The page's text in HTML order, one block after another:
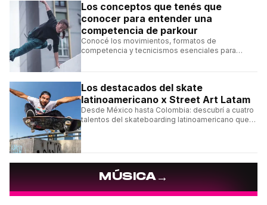
Los conceptos que tenés que
conocer para entender una
competencia de parkour
Conocé los movimientos, formatos de
competencia y tecnicismos esenciales para
Los destacados del skate
latinoamericano x Street Art Latam
Desde México hasta Colombia: descubrí a cuatro
talentos del skateboarding latinoamericano que
MÚSICA→